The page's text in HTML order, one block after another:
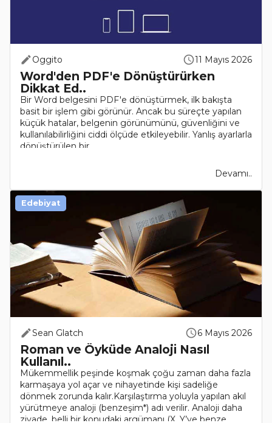
Oggito 11 Mayıs 2026
Word'den PDF'e Dönüştürürken
Dikkat Ed..
Bir Word belgesini PDF'e dönüştürmek, ilk bakışta
basit bir işlem gibi görünür. Ancak bu süreçte yapılan
küçük hatalar, belgenin görünümünü, güvenliğini ve
kullanılabilirliğini ciddi ölçüde etkileyebilir. Yanlış ayarlarla
dönüştürülen bir ..
Devamı..
Sean Glatch 6 Mayıs 2026
Roman ve Öyküde Analoji Nasıl
Kullanıl..
Mükemmellik peşinde koşmak çoğu zaman daha fazla
karmaşaya yol açar ve nihayetinde kişi sadeliğe
dönmek zorunda kalır.Karşılaştırma yoluyla yapılan akıl
yürütmeye analoji (benzeşim*) adı verilir. Analoji daha
ziyade, belli bir konudaki argümanı (X, Y’ye benze..
Edebiyat